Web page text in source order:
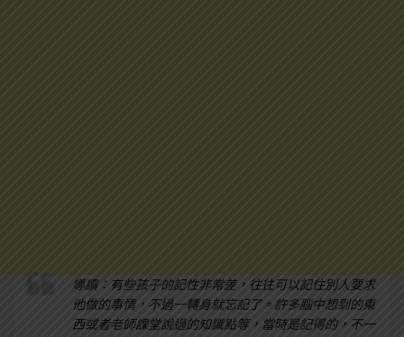
導讀：有些孩子的記性非常差，往往可以記住別人要求
他做的事情，不過一轉身就忘記了。許多腦中想到的東
西或者老師課堂說過的知識點等，當時是記得的，不一